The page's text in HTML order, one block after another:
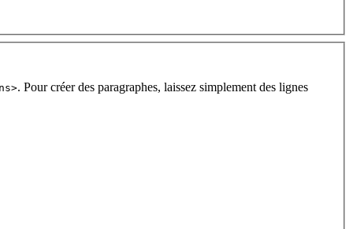
. Pour créer des paragraphes, laissez simplement des lignes